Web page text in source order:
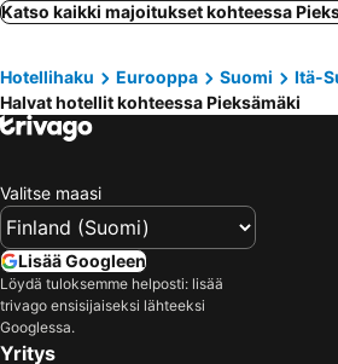
Katso kaikki majoitukset kohteessa
Hotellihaku Eurooppa Suomi Itä-
Halvat hotellit kohteessa Pieksämäki
Valitse maasi
Lisää Googleen
Löydä tuloksemme helposti: lisää
trivago ensisijaiseksi lähteeksi
Googlessa.
Yritys